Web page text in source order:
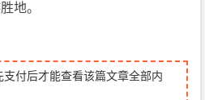
地。
付后才能查看该篇文章全部内